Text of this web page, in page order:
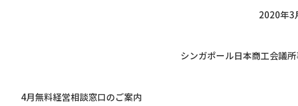
2020年3
シンガポール日本商工会議
4月無料経営相談窓口のご案内